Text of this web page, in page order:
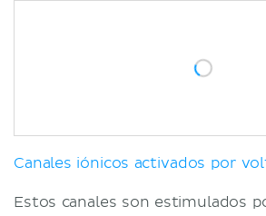
Canales iónicos activados por
Estos canales son estimulados